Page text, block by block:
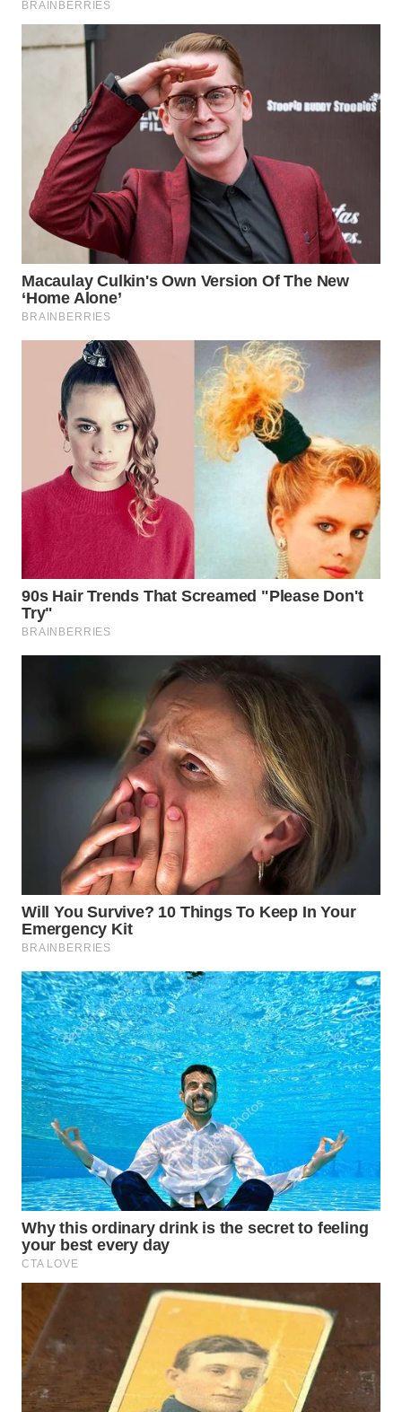
UTARA
WN
PADANG
LAWAS
WN
SUMEDANG
CIANJUR
WN
KEPULAUAN
SERIBU
WN
TANGERANG
WN
BINJAI
WN
CIREBON
MAJALENGKA
SUBANG
WN
SUKABUMI
WN
PURWAKARTA
WN
PRIANGAN
TIMUR
WN
SEMARANG
WN
SOLO
WN
BOROBUDUR
WN
MADURA
SURABAYA